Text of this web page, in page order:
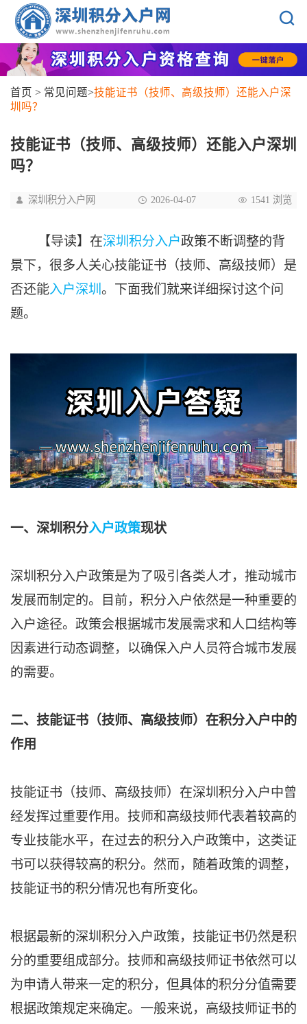
首页 > 常见问题>技能证书（技师、高级技师）还能入户深
圳吗？
技能证书（技师、高级技师）还能入户深圳
吗？
深圳积分入户网 2026-04-07 1541 浏览
【导读】在深圳积分入户政策不断调整的背
景下，很多人关心技能证书（技师、高级技师）是
否还能入户深圳 。下面我们就来详细探讨这个问
题。
一、深圳积分入户政策现状
深圳积分入户政策是为了吸引各类人才，推动城市
发展而制定的。目前，积分入户依然是一种重要的
入户途径。政策会根据城市发展需求和人口结构等
因素进行动态调整，以确保入户人员符合城市发展
的需要。
二、技能证书（技师、高级技师）在积分入户中的
作用
技能证书（技师、高级技师）在深圳积分入户中曾
经发挥过重要作用。技师和高级技师代表着较高的
专业技能水平，在过去的积分入户政策中，这类证
书可以获得较高的积分。然而，随着政策的调整，
技能证书的积分情况也有所变化。
根据最新的深圳积分入户政策，技能证书仍然是积
分的重要组成部分。技师和高级技师证书依然可以
为申请人带来一定的积分，但具体的积分分值需要
根据政策规定来确定。一般来说，高级技师证书的